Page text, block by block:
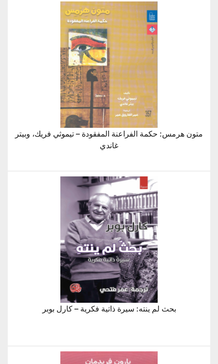
متون هرمس: حكمة الفراعنة المفقودة – تيموثي فريك، وبيتر
غاندي
بحث لم ينته: سيرة ذاتية فكرية – كارل بوبر